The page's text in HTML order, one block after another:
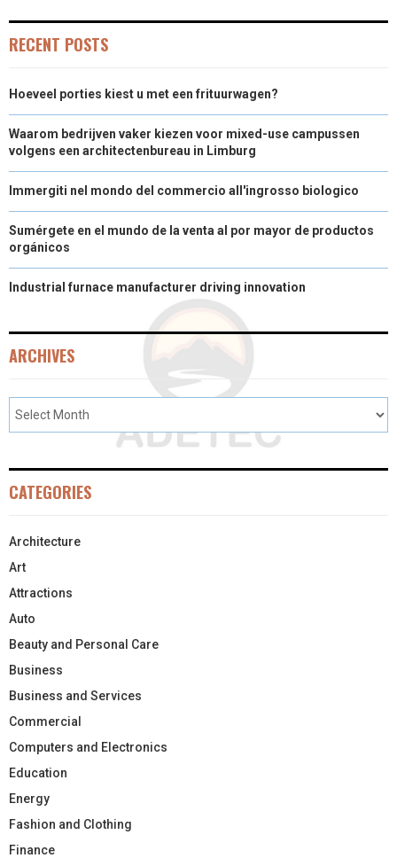
E
)
K N
RECENT POSTS
Hoeveel porties kiest u met een frituurwagen?
Waarom bedrijven vaker kiezen voor mixed-use campussen
volgens een architectenbureau in Limburg
Immergiti nel mondo del commercio all'ingrosso biologico
Sumérgete en el mundo de la venta al por mayor de productos
orgánicos
Industrial furnace manufacturer driving innovation
ARCHIVES
CATEGORIES
Architecture
Art
Attractions
Auto
Beauty and Personal Care
Business
Business and Services
Commercial
Computers and Electronics
Education
Energy
Fashion and Clothing
Finance